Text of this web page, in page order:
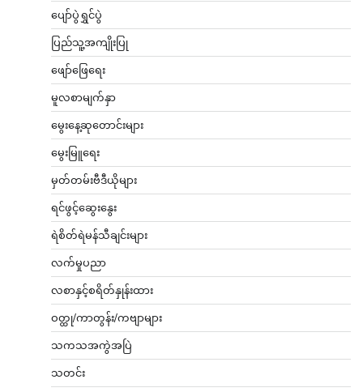
ပျော်ပွဲရွှင်ပွဲ
ပြည်သူ့အကျိုးပြု
ဖျော်ဖြေရေး
မူလစာမျက်နှာ
မွေးနေ့ဆုတောင်းများ
မွေးမြူရေး
မှတ်တမ်းဗီဒီယိုများ
ရင်ဖွင့်ဆွေးနွေး
ရဲစိတ်ရဲမန်သီချင်းများ
လက်မှုပညာ
လစာနှင့်စရိတ်နှုန်းထား
ဝတ္ထု/ကာတွန်း/ကဗျာများ
သကသအကွဲအပြဲ
သတင်း